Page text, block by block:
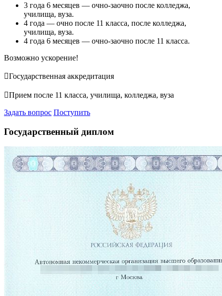
3 года 6 месяцев — очно-заочно после колледжа,
училища, вуза.
4 года — очно после 11 класса, после колледжа,
училища, вуза.
4 года 6 месяцев — очно-заочно после 11 класса.
Возможно ускорение!
Государственная аккредитация
Прием после 11 класса, училища, колледжа, вуза
Задать вопрос Поступить
Государственный диплом